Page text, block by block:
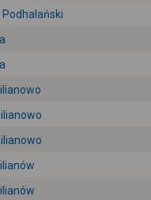
Podhalański